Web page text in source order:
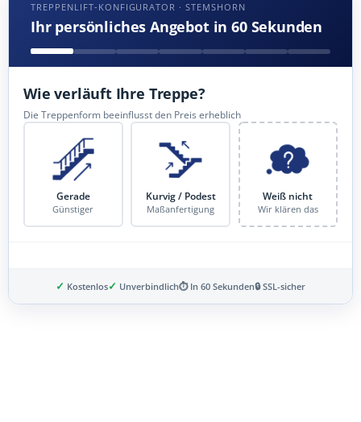
TREPPENLIFT-KONFIGURATOR · STEMSHORN
Ihr persönliches Angebot in 60 Sekunden
Wie verläuft Ihre Treppe?
Die Treppenform beeinflusst den Preis erheblich
Gerade
Günstiger
Kurvig / Podest
Maßanfertigung
Weiß nicht
Wir klären das
✓ Kostenlos✓ Unverbindlich⏱ In 60 Sekunden🔒 SSL-sicher